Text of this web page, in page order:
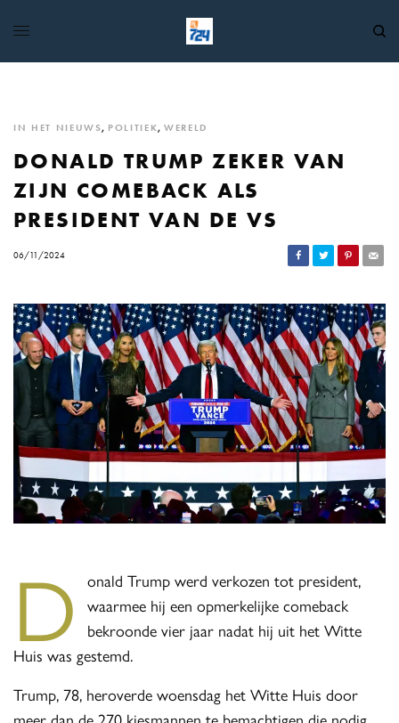
IN HET NIEUWS, POLITIEK, WERELD
DONALD TRUMP ZEKER VAN
ZIJN COMEBACK ALS
PRESIDENT VAN DE VS
06/11/2024
D
onald Trump werd verkozen tot president,
waarmee hij een opmerkelijke comeback
bekroonde vier jaar nadat hij uit het Witte
Huis was gestemd.
Trump, 78, heroverde woensdag het Witte Huis door